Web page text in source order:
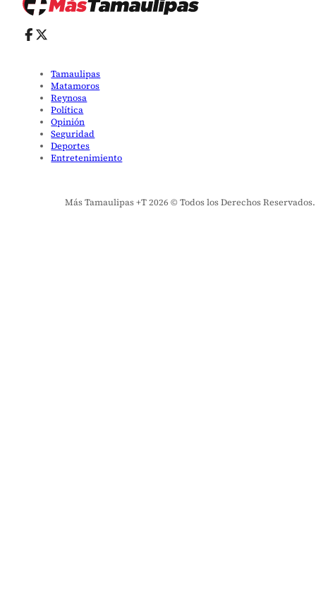
Tamaulipas
Matamoros
Reynosa
Política
Opinión
Seguridad
Deportes
Entretenimiento
Más Tamaulipas +T 2026 © Todos los Derechos